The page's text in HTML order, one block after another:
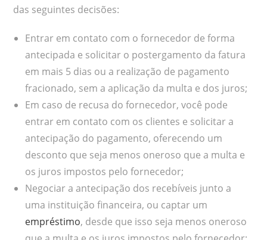
das seguintes decisões:
Entrar em contato com o fornecedor de forma
antecipada e solicitar o postergamento da fatura
em mais 5 dias ou a realização de pagamento
fracionado, sem a aplicação da multa e dos juros;
Em caso de recusa do fornecedor, você pode
entrar em contato com os clientes e solicitar a
antecipação do pagamento, oferecendo um
desconto que seja menos oneroso que a multa e
os juros impostos pelo fornecedor;
Negociar a antecipação dos recebíveis junto a
uma instituição financeira, ou captar um
empréstimo, desde que isso seja menos oneroso